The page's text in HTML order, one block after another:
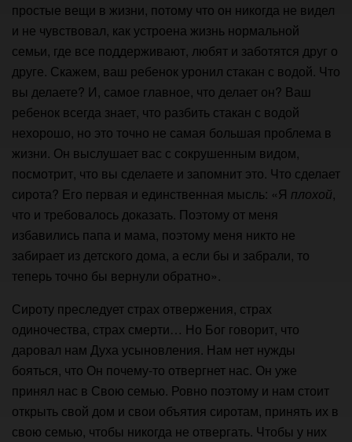
простые вещи в жизни, потому что он никогда не видел
и не чувствовал, как устроена жизнь нормальной
семьи, где все поддерживают, любят и заботятся друг о
друге. Скажем, ваш ребенок уронил стакан с водой. Что
вы делаете? И, самое главное, что делает он? Ваш
ребенок всегда знает, что разбить стакан с водой
нехорошо, но это точно не самая большая проблема в
жизни. Он выслушает вас с сокрушенным видом,
посмотрит, что вы сделаете и запомнит это. Что сделает
сирота? Его первая и единственная мысль: «Я плохой,
что и требовалось доказать. Поэтому от меня
избавились папа и мама, поэтому меня никто не
забирает из детского дома, а если бы и забрали, то
теперь точно бы вернули обратно».
Сироту преследует страх отвержения, страх
одиночества, страх смерти… Но Бог говорит, что
даровал нам Духа усыновления. Нам нет нужды
бояться, что Он почему-то отвергнет нас. Он уже
принял нас в Свою семью. Ровно поэтому и нам стоит
открыть свой дом и свои объятия сиротам, принять их в
свою семью, чтобы никогда не отвергать. Чтобы у них